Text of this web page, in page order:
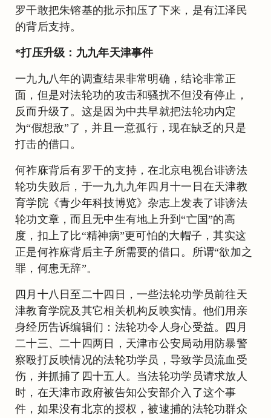
罗干敢把朱镕基的批示扣压了下来，是有江泽民
的背后支持。
*打压升级：九九年天津事件
一九九八年的调查结果非常明确，结论非常正
面，但是对法轮功的攻击和骚扰不但没有停止，
反而升级了。这是因为中共早就把法轮功内定
为“假想敌”了，并且一意孤行，现在缺乏的只是
打击的借口。
何祚庥背后有罗干的支持，在北京电视台诽谤法
轮功失败后，于一九九九年四月十一日在天津教
育学院《青少年科技博览》杂志上发表了诽谤法
轮功文章，而且无中生有地上升到“亡国”的高
度，扣上了比“精神病”更可怕的大帽子，其实这
正是何祚庥背后主子所需要的借口。所谓“欲加之
罪，何患无辞”。
四月十八日至二十四日，一些法轮功学员前往天
津教育学院及其它相关机构反映实情。他们用亲
身经历告诉编辑们：法轮功令人身心受益。四月
二十三、二十四两日，天津市公安局动用防暴警
察殴打反映情况的法轮功学员，导致学员流血受
伤，并抓捕了四十五人。当法轮功学员请求放人
时，在天津市政府被告知公安部介入了这个事
件，如果没有北京的授权，被逮捕的法轮功群众